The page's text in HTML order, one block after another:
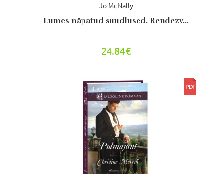
Jo McNally
Lumes näpatud suudlused. Rendezv...
24.84€